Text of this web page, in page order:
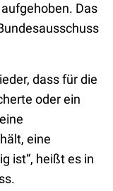
Das
dass für die
oder ein
eine
ist“, heißt es in